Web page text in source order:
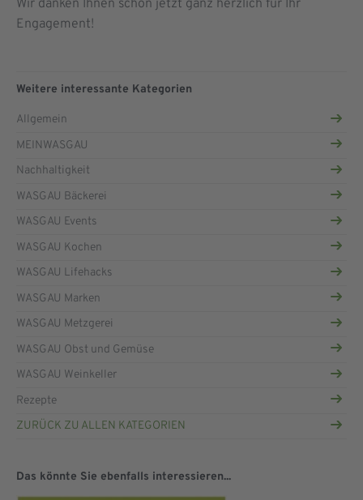
Wir danken Ihnen schon jetzt ganz herzlich für Ihr
Engagement!
Weitere interessante Kategorien
Allgemein
MEINWASGAU
Nachhaltigkeit
WASGAU Bäckerei
WASGAU Events
WASGAU Kochen
WASGAU Lifehacks
WASGAU Marken
WASGAU Metzgerei
WASGAU Obst und Gemüse
WASGAU Weinkeller
Rezepte
ZURÜCK ZU ALLEN KATEGORIEN
Das könnte Sie ebenfalls interessieren...